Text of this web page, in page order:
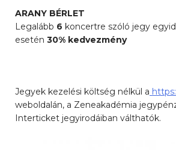
ARANY BÉRLET
Legalább 6 koncertre szóló jegy
esetén 30% kedvezmény
Jegyek kezelési költség nélkül a
weboldalán, a Zeneakadémia
Interticket jegyirodáiban válthatók.